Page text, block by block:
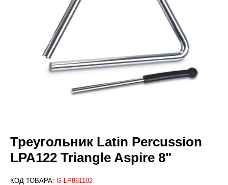
Треугольник Latin Percussion
LPA122 Triangle Aspire 8"
КОД ТОВАРА: G-LP861102